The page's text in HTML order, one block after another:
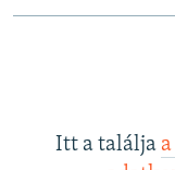
Itt a találja